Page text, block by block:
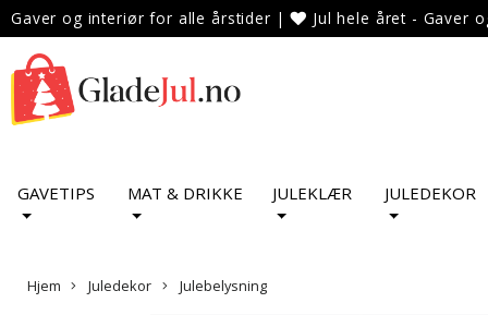
Gaver og interiør for alle årstider | Jul hele året - Gaver
GAVETIPS MAT & DRIKKE JULEKLÆR JULEDEKOR
Hjem Juledekor Julebelysning